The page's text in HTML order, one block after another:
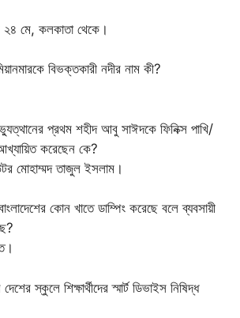
২৪ মে, কলকাতা থেকে।
বিভক্তকারী নদীর নাম কী?
প্রথম শহীদ আবু সাঈদকে ফিনিক্স পাখি/
করেছেন কে?
মোহাম্মদ তাজুল ইসলাম।
কোন খাতে ডাম্পিং করেছে বলে ব্যবসায়ী
স্কুলে শিক্ষার্থীদের স্মার্ট ডিভাইস নিষিদ্ধ